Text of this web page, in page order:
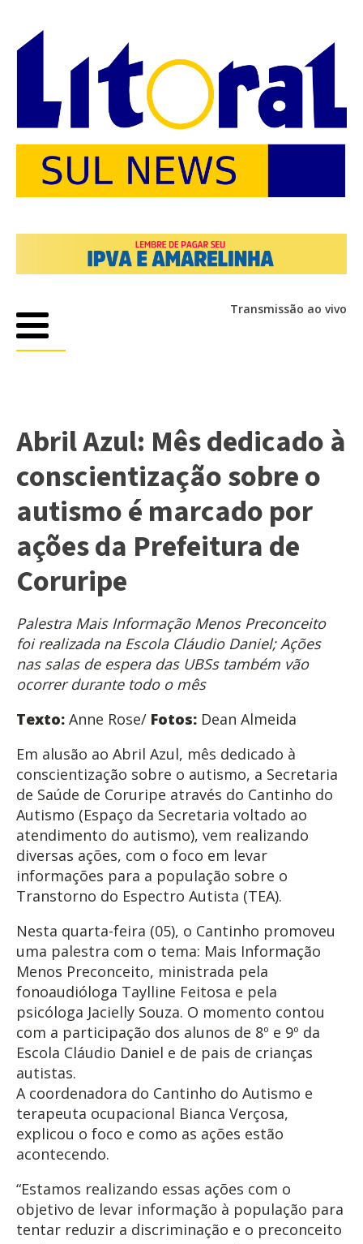
Transmissão ao vivo
Abril Azul: Mês dedicado à
conscientização sobre o
autismo é marcado por
ações da Prefeitura de
Coruripe
Palestra Mais Informação Menos Preconceito
foi realizada na Escola Cláudio Daniel; Ações
nas salas de espera das UBSs também vão
ocorrer durante todo o mês
Texto: Anne Rose/ Fotos: Dean Almeida
Em alusão ao Abril Azul, mês dedicado à
conscientização sobre o autismo, a Secretaria
de Saúde de Coruripe através do Cantinho do
Autismo (Espaço da Secretaria voltado ao
atendimento do autismo), vem realizando
diversas ações, com o foco em levar
informações para a população sobre o
Transtorno do Espectro Autista (TEA).
Nesta quarta-feira (05), o Cantinho promoveu
uma palestra com o tema: Mais Informação
Menos Preconceito, ministrada pela
fonoaudióloga Taylline Feitosa e pela
psicóloga Jacielly Souza. O momento contou
com a participação dos alunos de 8º e 9º da
Escola Cláudio Daniel e de pais de crianças
autistas.
A coordenadora do Cantinho do Autismo e
terapeuta ocupacional Bianca Verçosa,
explicou o foco e como as ações estão
acontecendo.
“Estamos realizando essas ações com o
objetivo de levar informação à população para
tentar reduzir a discriminação e o preconceito